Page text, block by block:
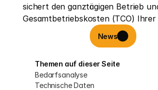
sichert den ganztägigen Betrieb
Gesamtbetriebskosten (TCO)
News
Themen auf dieser Seite
Bedarfsanalyse
Technische Daten